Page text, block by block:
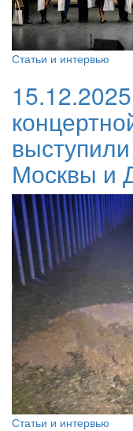
Статьи и интервью
Москвы и
Статьи и интервью